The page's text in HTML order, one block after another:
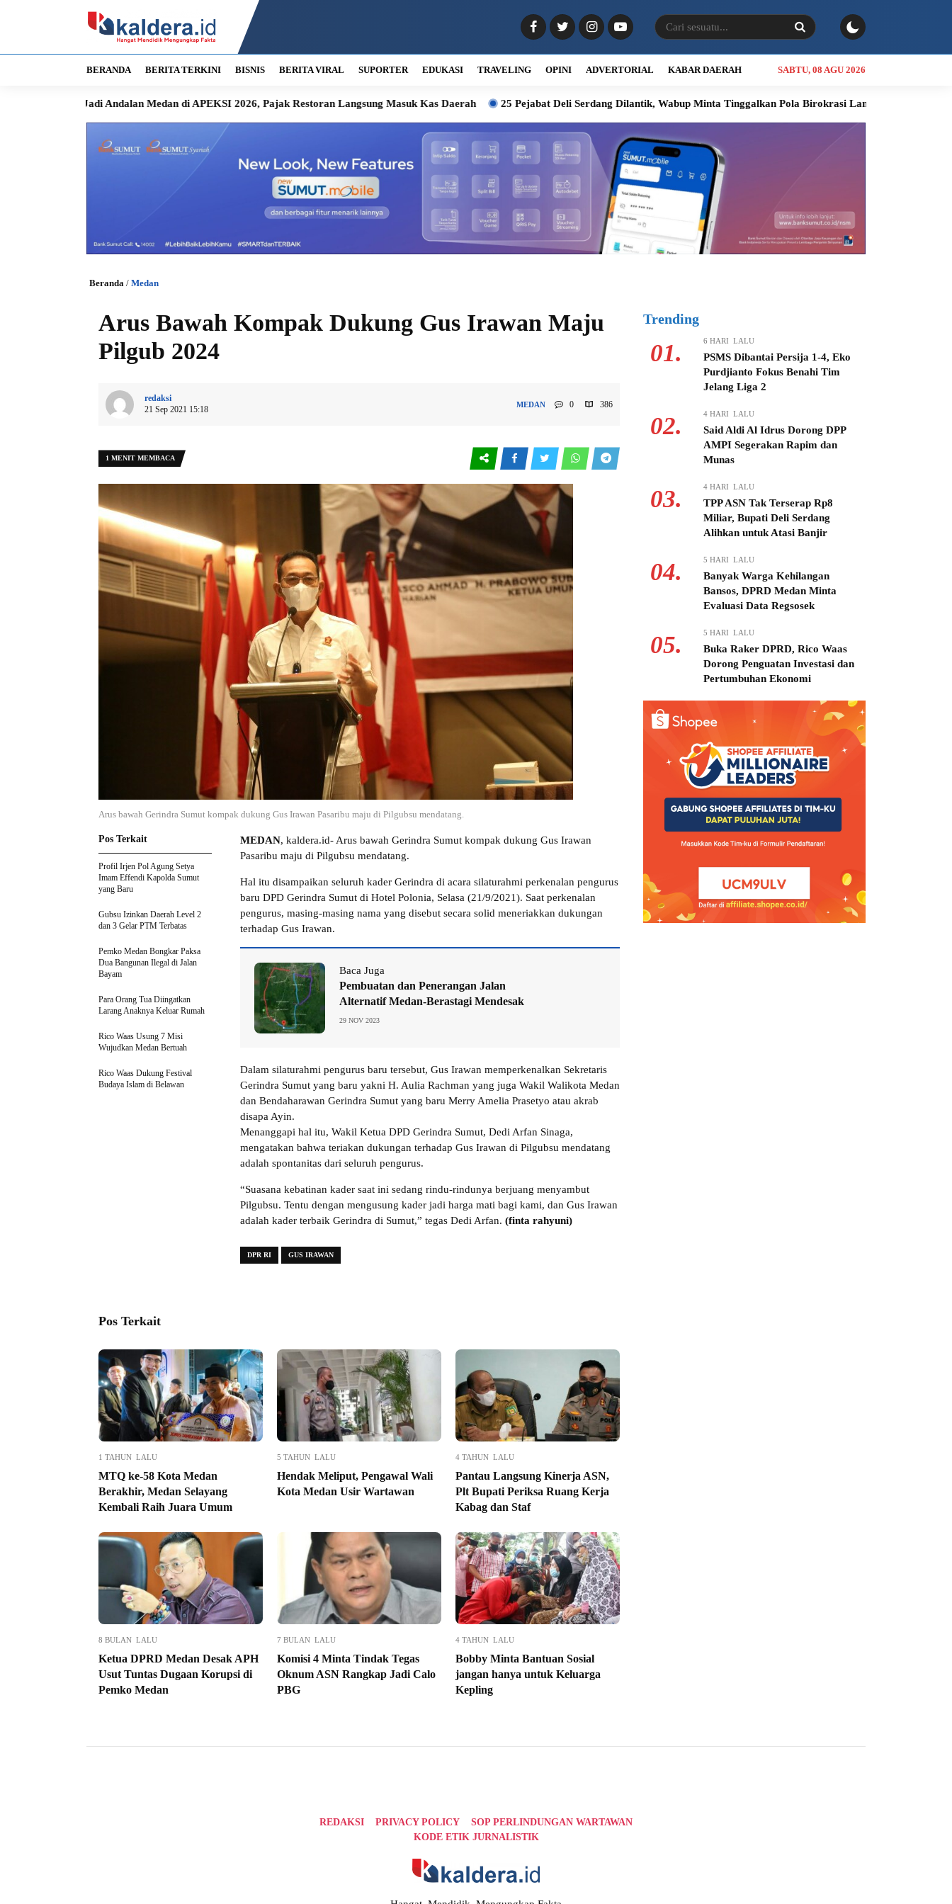
BERANDA BERITA TERKINI BISNIS BERITA VIRAL SUPORTER EDUKASI TRAVELING OPINI ADVERTORIAL KABAR DAERAH SABTU, 08 AGU 2026
Jadi Andalan Medan di APEKSI 2026, Pajak Restoran Langsung Masuk Kas Daerah 25 Pejabat Deli Serdang Dilantik, Wabup Minta Tinggalkan Pola Birokrasi Lama Kolaborasi Bobby
Beranda / Medan
Arus Bawah Kompak Dukung Gus Irawan Maju
Pilgub 2024
redaksi
21 Sep 2021 15:18
MEDAN 0 386
1 MENIT MEMBACA
Arus bawah Gerindra Sumut kompak dukung Gus Irawan Pasaribu maju di Pilgubsu mendatang.
MEDAN, kaldera.id- Arus bawah Gerindra Sumut kompak dukung Gus Irawan
Pasaribu maju di Pilgubsu mendatang.
Hal itu disampaikan seluruh kader Gerindra di acara silaturahmi perkenalan pengurus
baru DPD Gerindra Sumut di Hotel Polonia, Selasa (21/9/2021). Saat perkenalan
pengurus, masing-masing nama yang disebut secara solid meneriakkan dukungan
terhadap Gus Irawan.
Baca Juga
Pembuatan dan Penerangan Jalan
Alternatif Medan-Berastagi Mendesak
29 NOV 2023
Dalam silaturahmi pengurus baru tersebut, Gus Irawan memperkenalkan Sekretaris
Gerindra Sumut yang baru yakni H. Aulia Rachman yang juga Wakil Walikota Medan
dan Bendaharawan Gerindra Sumut yang baru Merry Amelia Prasetyo atau akrab
disapa Ayin.
Menanggapi hal itu, Wakil Ketua DPD Gerindra Sumut, Dedi Arfan Sinaga,
mengatakan bahwa teriakan dukungan terhadap Gus Irawan di Pilgubsu mendatang
adalah spontanitas dari seluruh pengurus.
“Suasana kebatinan kader saat ini sedang rindu-rindunya berjuang menyambut
Pilgubsu. Tentu dengan mengusung kader jadi harga mati bagi kami, dan Gus Irawan
adalah kader terbaik Gerindra di Sumut,” tegas Dedi Arfan. (finta rahyuni)
DPR RI GUS IRAWAN
Pos Terkait
Profil Irjen Pol Agung Setya
Imam Effendi Kapolda Sumut
yang Baru
Gubsu Izinkan Daerah Level 2
dan 3 Gelar PTM Terbatas
Pemko Medan Bongkar Paksa
Dua Bangunan Ilegal di Jalan
Bayam
Para Orang Tua Diingatkan
Larang Anaknya Keluar Rumah
Rico Waas Usung 7 Misi
Wujudkan Medan Bertuah
Rico Waas Dukung Festival
Budaya Islam di Belawan
Pos Terkait
1 TAHUN LALU
MTQ ke-58 Kota Medan
Berakhir, Medan Selayang
Kembali Raih Juara Umum
5 TAHUN LALU
Hendak Meliput, Pengawal Wali
Kota Medan Usir Wartawan
4 TAHUN LALU
Pantau Langsung Kinerja ASN,
Plt Bupati Periksa Ruang Kerja
Kabag dan Staf
8 BULAN LALU
Ketua DPRD Medan Desak APH
Usut Tuntas Dugaan Korupsi di
Pemko Medan
7 BULAN LALU
Komisi 4 Minta Tindak Tegas
Oknum ASN Rangkap Jadi Calo
PBG
4 TAHUN LALU
Bobby Minta Bantuan Sosial
jangan hanya untuk Keluarga
Kepling
Trending
01. 6 HARI LALU
PSMS Dibantai Persija 1-4, Eko
Purdjianto Fokus Benahi Tim
Jelang Liga 2
02. 4 HARI LALU
Said Aldi Al Idrus Dorong DPP
AMPI Segerakan Rapim dan
Munas
03. 4 HARI LALU
TPP ASN Tak Terserap Rp8
Miliar, Bupati Deli Serdang
Alihkan untuk Atasi Banjir
04. 5 HARI LALU
Banyak Warga Kehilangan
Bansos, DPRD Medan Minta
Evaluasi Data Regsosek
05. 5 HARI LALU
Buka Raker DPRD, Rico Waas
Dorong Penguatan Investasi dan
Pertumbuhan Ekonomi
REDAKSI PRIVACY POLICY
SOP PERLINDUNGAN WARTAWAN
KODE ETIK JURNALISTIK